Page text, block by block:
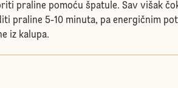
praline pomoću špatule. Sav višak
praline 5-10 minuta, pa energičnim
iz kalupa.